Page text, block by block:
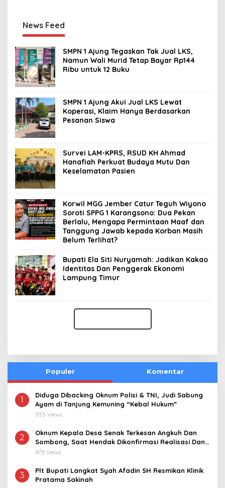
News Feed
SMPN 1 Ajung Tegaskan Tak Jual LKS,
Namun Wali Murid Tetap Bayar Rp144
Ribu untuk 12 Buku
SMPN 1 Ajung Akui Jual LKS Lewat
Koperasi, Klaim Hanya Berdasarkan
Pesanan Siswa
Survei LAM-KPRS, RSUD KH Ahmad
Hanafiah Perkuat Budaya Mutu Dan
Keselamatan Pasien
Korwil MGG Jember Catur Teguh Wiyono
Soroti SPPG 1 Karangsono: Dua Pekan
Berlalu, Mengapa Permintaan Maaf dan
Tanggung Jawab kepada Korban Masih
Belum Terlihat?
Bupati Ela Siti Nuryamah: Jadikan Kakao
Identitas Dan Penggerak Ekonomi
Lampung Timur
Populer Komentar
1
Diduga Dibacking Oknum Polisi & TNI, Judi Sabung
Ayam di Tanjung Kemuning “Kebal Hukum”
555 Views
2
Oknum Kepala Desa Senak Terkesan Angkuh Dan
Sombong, Saat Hendak Dikonfirmasi Realisasi Dana
Desa 2021-2024
475 Views
3
Plt Bupati Langkat Syah Afadin SH Resmikan Klinik
Pratama Sakinah